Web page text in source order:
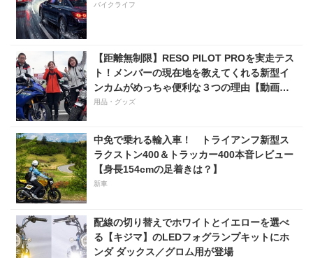
バイクライフ
【距離無制限】RESO PILOT PROを実走テス
ト！メンバーの現在地を教えてくれる新型イ
ンカムがめっちゃ便利な３つの理由【動画付
き】
用品・グッズ
中免で乗れる輸入車！ トライアンフ新型ス
ラクストン400＆トラッカー400本音レビュー
【身長154cmの足着きは？】
新車
配線の切り替えでホワイトとイエローを選べ
る【キジマ】のLEDフォグランプキットにホ
ンダ ダックス／グロム用が登場